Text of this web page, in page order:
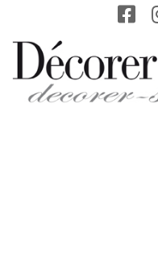
content